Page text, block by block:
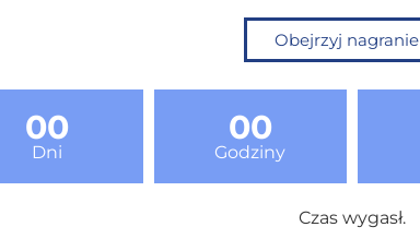
Obejrzyj nagranie
00
Dni
00
Godziny
Czas wygasł.